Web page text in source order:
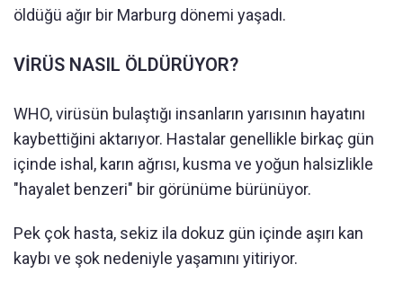
öldüğü ağır bir Marburg dönemi yaşadı.
VİRÜS NASIL ÖLDÜRÜYOR?
WHO, virüsün bulaştığı insanların yarısının hayatını
kaybettiğini aktarıyor. Hastalar genellikle birkaç gün
içinde ishal, karın ağrısı, kusma ve yoğun halsizlikle
"hayalet benzeri" bir görünüme bürünüyor.
Pek çok hasta, sekiz ila dokuz gün içinde aşırı kan
kaybı ve şok nedeniyle yaşamını yitiriyor.